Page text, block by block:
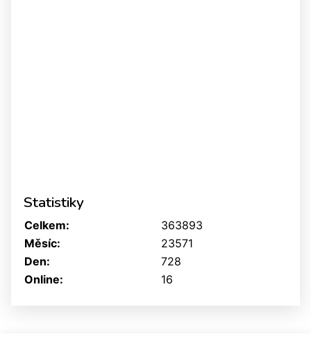
Statistiky
Online: 16
Celkem:
363893
Měsíc:
23571
Den:
728